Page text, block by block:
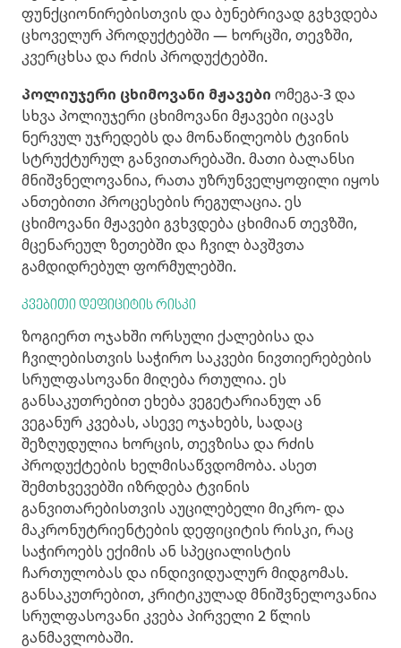
ფუნქციონირებისთვის და ბუნებრივად გვხვდება
ცხოველურ პროდუქტებში — ხორცში, თევზში,
კვერცხსა და რძის პროდუქტებში.
პოლიუჯერი ცხიმოვანი მჟავები ომეგა-3 და
სხვა პოლიუჯერი ცხიმოვანი მჟავები იცავს
ნერვულ უჯრედებს და მონაწილეობს ტვინის
სტრუქტურულ განვითარებაში. მათი ბალანსი
მნიშვნელოვანია, რათა უზრუნველყოფილი იყოს
ანთებითი პროცესების რეგულაცია. ეს
ცხიმოვანი მჟავები გვხვდება ცხიმიან თევზში,
მცენარეულ ზეთებში და ჩვილ ბავშვთა
გამდიდრებულ ფორმულებში.
კვებითი დეფიციტის რისკი
ზოგიერთ ოჯახში ორსული ქალებისა და
ჩვილებისთვის საჭირო საკვები ნივთიერებების
სრულფასოვანი მიღება რთულია. ეს
განსაკუთრებით ეხება ვეგეტარიანულ ან
ვეგანურ კვებას, ასევე ოჯახებს, სადაც
შეზღუდულია ხორცის, თევზისა და რძის
პროდუქტების ხელმისაწვდომობა. ასეთ
შემთხვევებში იზრდება ტვინის
განვითარებისთვის აუცილებელი მიკრო- და
მაკრონუტრიენტების დეფიციტის რისკი, რაც
საჭიროებს ექიმის ან სპეციალისტის
ჩართულობას და ინდივიდუალურ მიდგომას.
განსაკუთრებით, კრიტიკულად მნიშვნელოვანია
სრულფასოვანი კვება პირველი 2 წლის
განმავლობაში.